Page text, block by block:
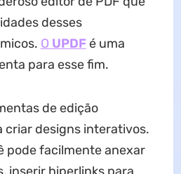
desses
O UPDFé uma
para esse fim.
de edição
criar designs interativos.
pode facilmente anexar